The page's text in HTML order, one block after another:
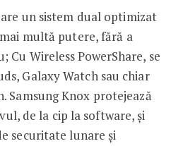
un sistem dual optimizat
multă putere, fără a
Cu Wireless PowerShare, se
Galaxy Watch sau chiar
Knox protejează
de la cip la software, și
securitate lunare și